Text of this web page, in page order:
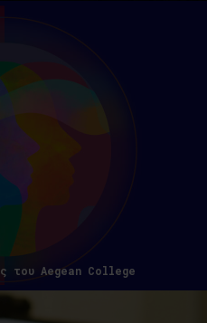
του Aegean College